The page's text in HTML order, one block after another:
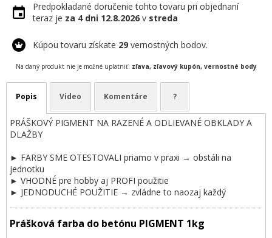
Predpokladané doručenie tohto tovaru pri objednaní
teraz je za 4 dni 12.8.2026 v streda
Kúpou tovaru získate 29 vernostných bodov.
Na daný produkt nie je možné uplatniť: zľava, zľavový kupón, vernostné body
Popis Video Komentáre ?
PRÁŠKOVÝ PIGMENT NA RAZENÉ A ODLIEVANÉ OBKLADY A
DLAŽBY
► FARBY SME OTESTOVALI priamo v praxi → obstáli na
jednotku
► VHODNÉ pre hobby aj PROFI použitie
► JEDNODUCHÉ POUŽITIE → zvládne to naozaj každý
Prášková farba do betónu PIGMENT 1kg